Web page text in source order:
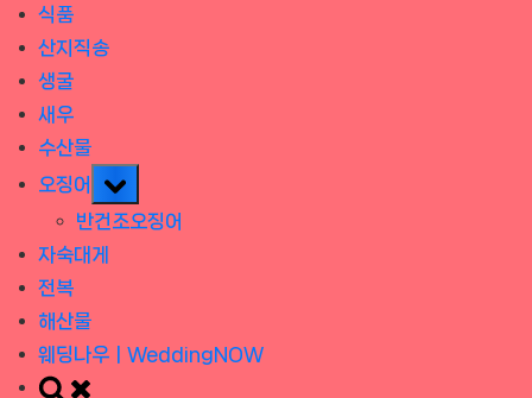
식품
산지직송
생굴
새우
수산물
오징어
Toggle
sub-
menu
반건조오징어
자숙대게
전복
해산물
웨딩나우ㅣWeddingNOW
Toggle